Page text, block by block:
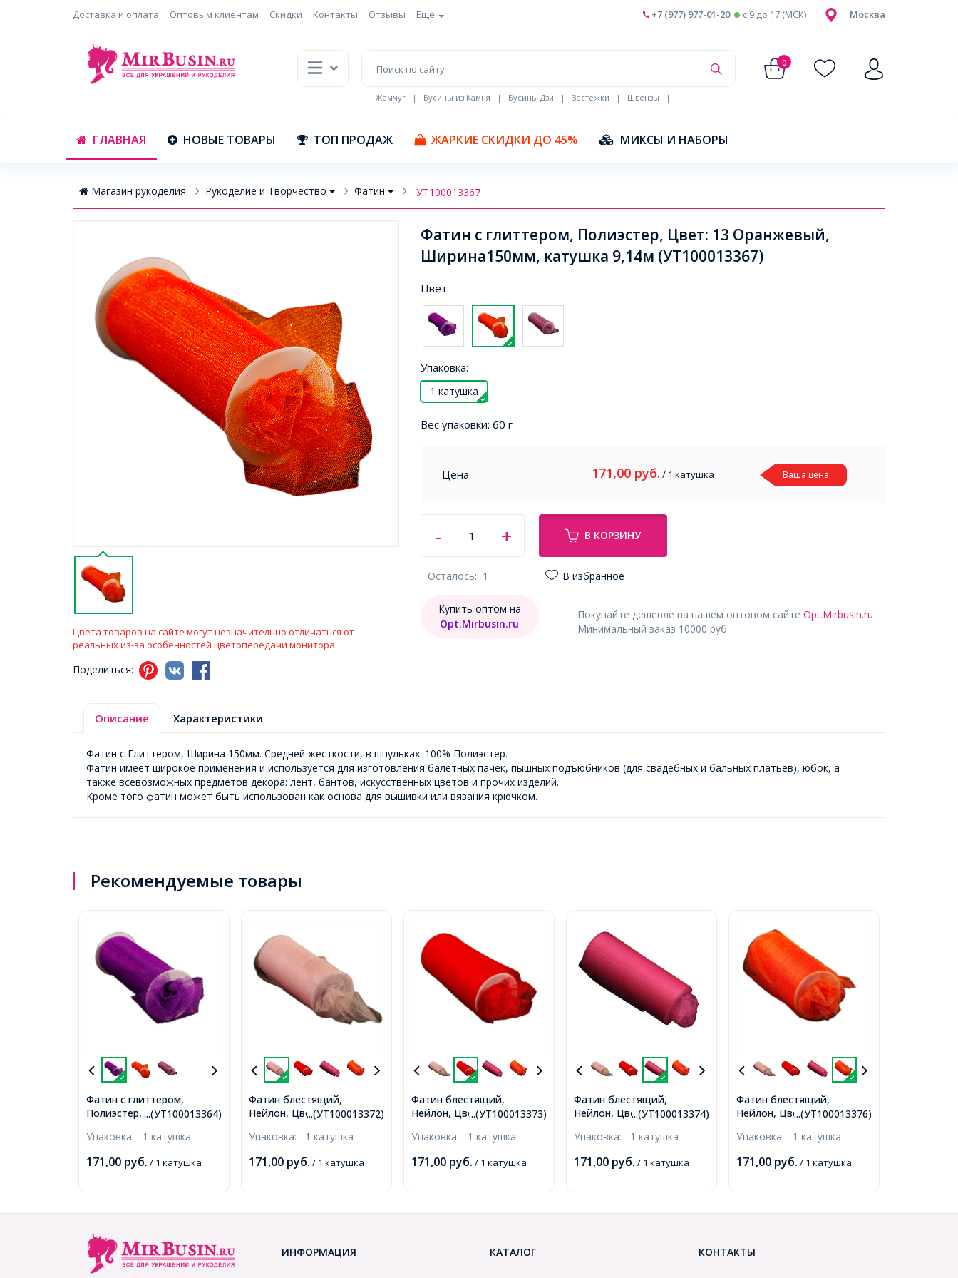
Доставка и оплата Оптовым клиентам Скидки Контакты Отзывы Еще Москва
+7 (977) 977-01-20 c 9 до 17 (МСК)
0
Жемчуг | Бусины из Камня | Бусины Дзи | Застежки | Швензы
|
ГЛАВНАЯ НОВЫЕ ТОВАРЫ ТОП ПРОДАЖ ЖАРКИЕ СКИДКИ ДО 45% МИКСЫ И НАБОРЫ
Магазин рукоделия Рукоделие и Творчество Фатин УТ100013367
Цвета товаров на сайте могут незначительно отличаться от
реальных из-за особенностей цветопередачи монитора
Поделиться:
Фатин с глиттером, Полиэстер, Цвет: 13 Оранжевый,
Ширина150мм, катушка 9,14м (УТ100013367)
Цвет:
Упаковка:
1 катушка
Вес упаковки: 60 г
Цена: 171,00 руб. / 1 катушка Ваша цена
В КОРЗИНУ
Осталось: 1 В избранное
Покупайте дешевле на нашем оптовом сайте Opt.Mirbusin.ru
Минимальный заказ 10000 руб.
Купить оптом на
Opt.Mirbusin.ru
Описание Характеристики
Фатин с Глиттером, Ширина 150мм. Средней жесткости, в шпульках. 100% Полиэстер.
Фатин имеет широкое применения и используется для изготовления балетных пачек, пышных подъюбников (для свадебных и бальных платьев), юбок, а
также всевозможных предметов декора: лент, бантов, искусственных цветов и прочих изделий.
Кроме того фатин может быть использован как основа для вышивки или вязания крючком.
Рекомендуемые товары
...(УТ100013364)
Фатин с глиттером,
Полиэстер, Цвет: 07
Ширина150мм, катушка
9,14м (УТ100013364)
Упаковка: 1 катушка
171,00 руб. / 1 катушка
...(УТ100013372)
Фатин блестящий,
Нейлон, Цвет: 04 Светло-
катушка 22,86м
(УТ100013372)
Упаковка: 1 катушка
171,00 руб. / 1 катушка
...(УТ100013373)
Фатин блестящий,
Нейлон, Цвет: 07 Красный,
22,86м (УТ100013373)
Упаковка: 1 катушка
171,00 руб. / 1 катушка
...(УТ100013374)
Фатин блестящий,
Нейлон, Цвет: 08 Фуксия,
22,86м (УТ100013374)
Упаковка: 1 катушка
171,00 руб. / 1 катушка
...(УТ100013376)
Фатин блестящий,
Нейлон, Цвет: 10
Ширина150мм, катушка
22,86м (УТ100013376)
Упаковка: 1 катушка
171,00 руб. / 1 катушка
ИНФОРМАЦИЯ КАТАЛОГ КОНТАКТЫ